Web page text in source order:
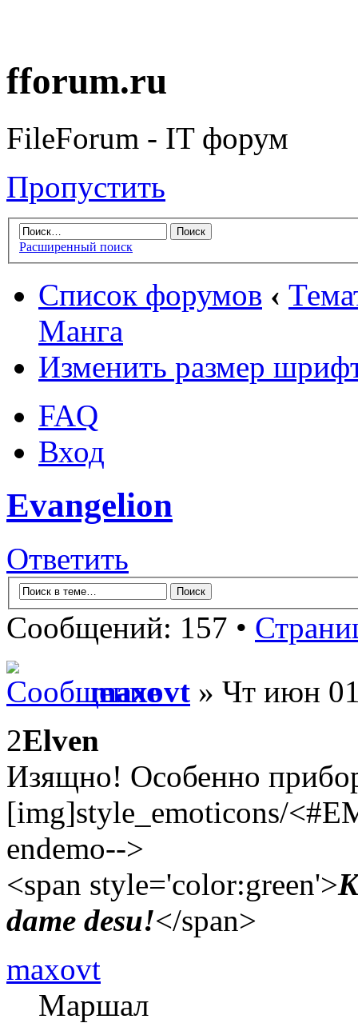
fforum.ru
FileForum - IT форум
Пропустить
Расширенный поиск
Список форумов ‹
Манга
Изменить размер
FAQ
Вход
Evangelion
Ответить
Сообщений: 157 •
maxovt » Чт июн
2Elven
Изящно! Особенно
[img]style_emoticons/
endemo-->
<span style='color:green'>
dame desu!</span>
maxovt
Маршал